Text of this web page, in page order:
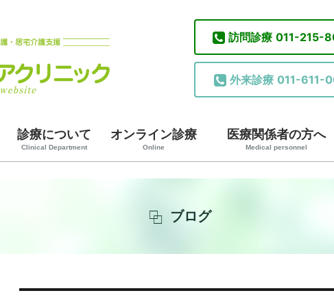
訪問診療 011-215-
外来診療 011-611-
診療について
Clinical Department
オンライン診療
Online
医療関係者の方へ
Medical personnel
ブログ